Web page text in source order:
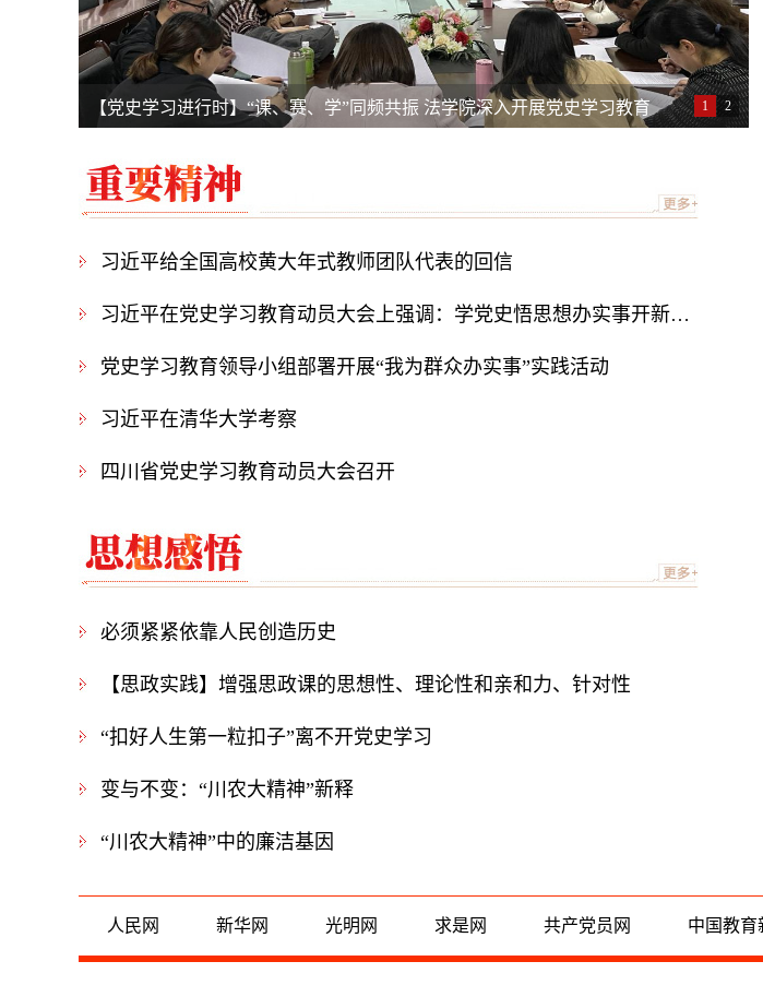
【党史学习进行时】“课、赛、学”同频共振 法学院深入开展党史学习教育 1 2
习近平给全国高校黄大年式教师团队代表的回信
习近平在党史学习教育动员大会上强调：学党史悟思想办实事开新局 以优异成绩迎接建党一百周年
党史学习教育领导小组部署开展“我为群众办实事”实践活动
习近平在清华大学考察
​四川省党史学习教育动员大会召开
必须紧紧依靠人民创造历史
【思政实践】增强思政课的思想性、理论性和亲和力、针对性
“扣好人生第一粒扣子”离不开党史学习
变与不变：“川农大精神”新释
“川农大精神”中的廉洁基因
人民网 新华网 光明网 求是网 共产党员网 中国教育